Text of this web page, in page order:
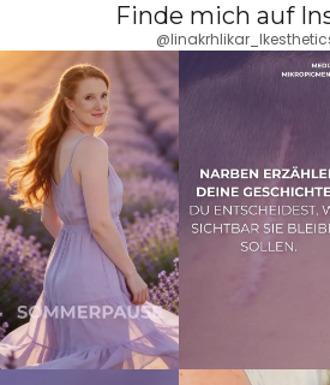
Finde mich auf